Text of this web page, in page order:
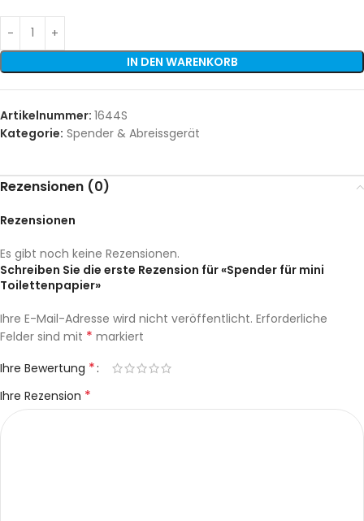
IN DEN WARENKORB
Artikelnummer: 1644S
Kategorie: Spender & Abreissgerät
Rezensionen (0)
Rezensionen
Es gibt noch keine Rezensionen.
Schreiben Sie die erste Rezension für «Spender für mini
Toilettenpapier»
Ihre E-Mail-Adresse wird nicht veröffentlicht. Erforderliche
Felder sind mit * markiert
Ihre Bewertung *
Ihre Rezension *